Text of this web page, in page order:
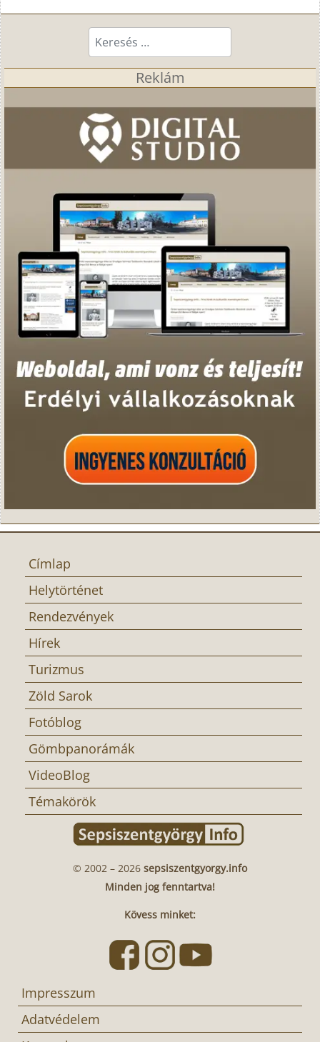
Keresés...
Reklám
Címlap
Helytörténet
Rendezvények
Hírek
Turizmus
Zöld Sarok
Fotóblog
Gömbpanorámák
VideoBlog
Témakörök
© 2002 – 2026 sepsiszentgyorgy.info
Minden jog fenntartva!
Kövess minket:
Impresszum
Adatvédelem